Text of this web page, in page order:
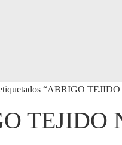
“ABRIGO
TEJIDO